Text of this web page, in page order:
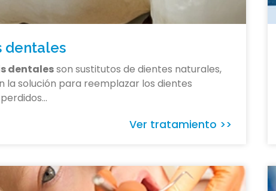
dentales
dentalesson sustitutos de dientes naturales,
la solución para reemplazar los dientes
Ver tratamiento >>